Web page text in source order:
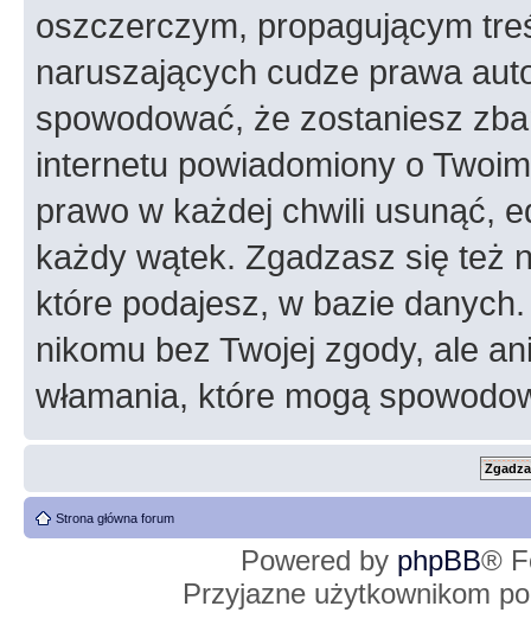
oszczerczym, propagującym
naruszających cudze prawa
spowodować, że zostaniesz
internetu powiadomiony o
prawo w każdej chwili usunąć,
każdy wątek. Zgadzasz się też
które podajesz, w bazie
nikomu bez Twojej zgody, ale
włamania, które mogą
Strona główna forum
Powered by phpBB®
Przyjazne użytkownikom